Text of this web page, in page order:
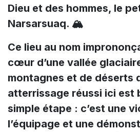
Dieu et des hommes, le
Narsarsuaq. 🏔️
Ce lieu au nom
cœur d’une vallée
montagnes et de déserts
atterrissage réussi ici est
simple étape : c’est une
l’équipage et une